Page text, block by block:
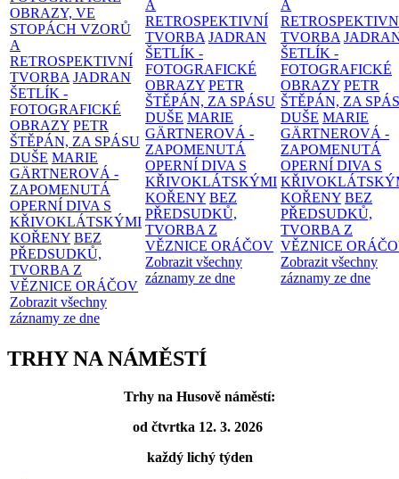
OBRAZY, VE
STOPÁCH VZORŮ
A
RETROSPEKTIVNÍ
TVORBA JADRAN
ŠETLÍK -
FOTOGRAFICKÉ
OBRAZY PETR
ŠTĚPÁN, ZA SPÁSU
DUŠE MARIE
GÄRTNEROVÁ -
ZAPOMENUTÁ
OPERNÍ DIVA S
KŘIVOKLÁTSKÝMI
KOŘENY BEZ
PŘEDSUDKŮ,
TVORBA Z
VĚZNICE ORÁČOV
Zobrazit všechny
záznamy ze dne
A
RETROSPEKTIVNÍ
TVORBA JADRAN
ŠETLÍK -
FOTOGRAFICKÉ
OBRAZY PETR
ŠTĚPÁN, ZA SPÁSU
DUŠE MARIE
GÄRTNEROVÁ -
ZAPOMENUTÁ
OPERNÍ DIVA S
KŘIVOKLÁTSKÝMI
KOŘENY BEZ
PŘEDSUDKŮ,
TVORBA Z
VĚZNICE ORÁČOV
Zobrazit všechny
záznamy ze dne
A
TVORBA
ŠETLÍK -
FOTOGRAFICKÉ
OBRAZY PETR
ŠTĚPÁN, ZA
DUŠE MARIE
GÄRTNEROVÁ -
ZAPOMENUTÁ
OPERNÍ DIVA S
KOŘENY BEZ
PŘEDSUDKŮ,
TVORBA Z
VĚZNICE
Zobrazit všechny
záznamy ze dne
TRHY NA NÁMĚSTÍ
Trhy na Husově náměstí:
od čtvrtka 12. 3. 2026
každý lichý týden